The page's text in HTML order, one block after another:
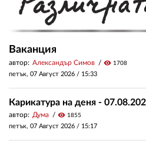
Ваканция
автор: Александър Симов visibility 1708
петък, 07 Август 2026 / 15:33
Карикатура на деня -
автор: Дума visibility 1855
петък, 07 Август 2026 / 15:17